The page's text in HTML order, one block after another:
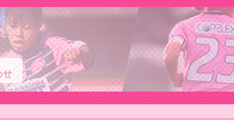
せ